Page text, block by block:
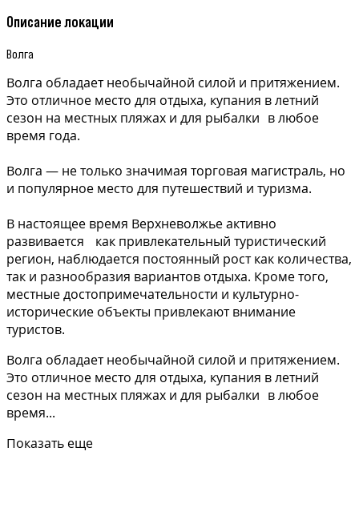
Описание локации
Волга
Волга обладает необычайной силой и притяжением.
Это отличное место для отдыха, купания в летний
сезон на местных пляжах и для рыбалки в любое
время года.
Волга — не только значимая торговая магистраль, но
и популярное место для путешествий и туризма.
В настоящее время Верхневолжье активно
развивается как привлекательный туристический
регион, наблюдается постоянный рост как количества,
так и разнообразия вариантов отдыха. Кроме того,
местные достопримечательности и культурно-
исторические объекты привлекают внимание
туристов.
Волга обладает необычайной силой и притяжением.
Это отличное место для отдыха, купания в летний
сезон на местных пляжах и для рыбалки в любое
время...
Показать еще